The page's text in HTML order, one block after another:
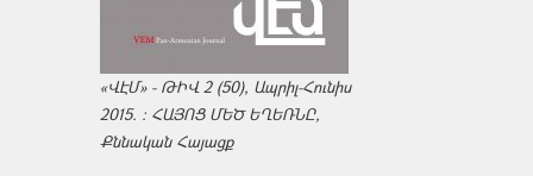
«ՎԷՄ» - ԹԻՎ 2 (50), Ապրիլ-Հունիս
2015. : ՀԱՅՈՑ ՄԵԾ ԵՂԵՌՆԸ,
Քննական Հայացք